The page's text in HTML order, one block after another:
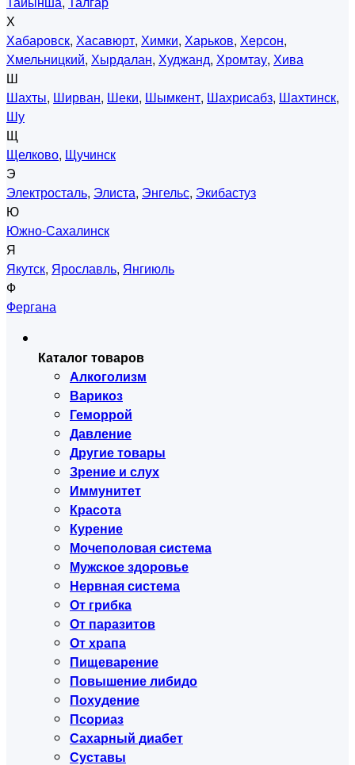
Х
Хабаровск, Хасавюрт, Химки, Харьков, Херсон,
Хмельницкий, Хырдалан, Худжанд, Хромтау, Хива
Ш
Шахты, Ширван, Шеки, Шымкент, Шахрисабз, Шахтинск,
Шу
Щ
Щелково, Щучинск
Э
Электросталь, Элиста, Энгельс, Экибастуз
Ю
Южно-Сахалинск
Я
Якутск, Ярославль, Янгиюль
Ф
Фергана
Каталог товаров
Алкоголизм
Варикоз
Геморрой
Давление
Другие товары
Зрение и слух
Иммунитет
Красота
Курение
Мочеполовая система
Мужское здоровье
Нервная система
От грибка
От паразитов
От храпа
Пищеварение
Повышение либидо
Похудение
Псориаз
Сахарный диабет
Суставы